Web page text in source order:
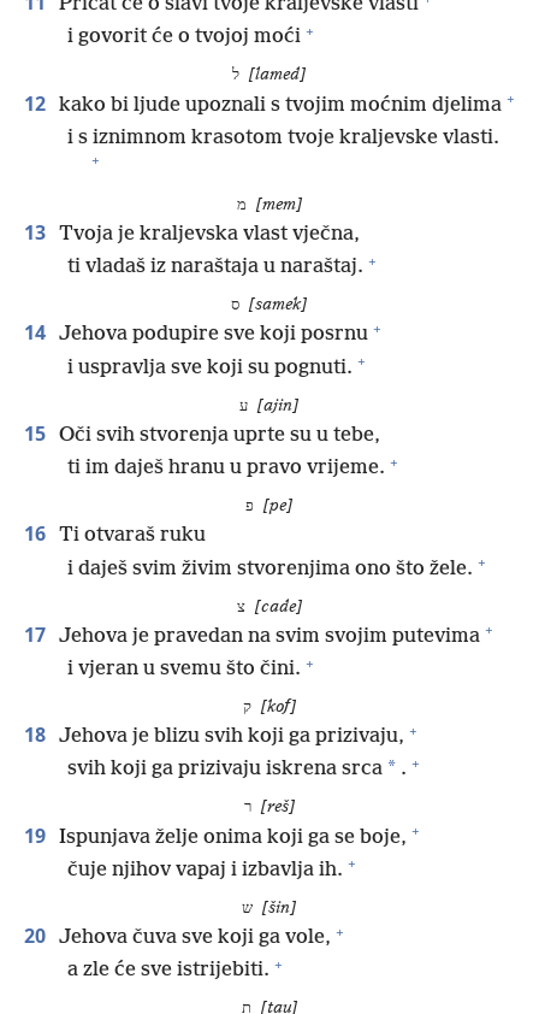
i govorit će o tvojoj moći +
[lamed]
12 kako bi ljude upoznali s tvojim moćnim djelima +
i s iznimnom krasotom tvoje kraljevske vlasti.
+
[mem]
13 Tvoja je kraljevska vlast vječna,
ti vladaš iz naraštaja u naraštaj. +
[samek]
14 Jehova podupire sve koji posrnu +
i uspravlja sve koji su pognuti. +
[ajin]
15 Oči svih stvorenja uprte su u tebe,
ti im daješ hranu u pravo vrijeme. +
[pe]
16 Ti otvaraš ruku
i daješ svim živim stvorenjima ono što žele. +
צ [cade]
17 Jehova je pravedan na svim svojim putevima +
i vjeran u svemu što čini. +
ק [kof]
18 Jehova je blizu svih koji ga prizivaju, +
svih koji ga prizivaju iskrena srca * . +
ר [reš]
19 Ispunjava želje onima koji ga se boje, +
čuje njihov vapaj i izbavlja ih. +
[šin]
20 Jehova čuva sve koji ga vole, +
a zle će sve istrijebiti. +
[tau]